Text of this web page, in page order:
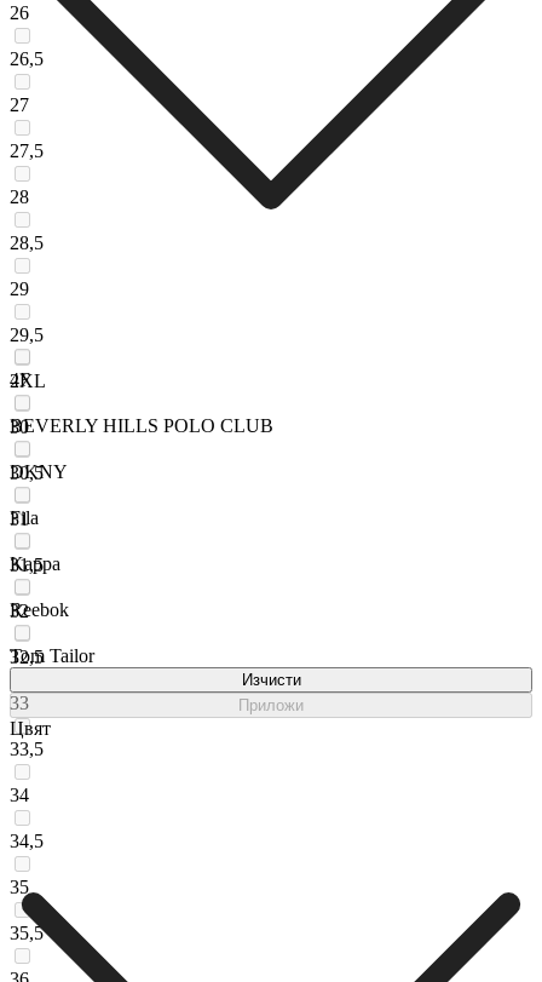
26
26,5
27
27,5
28
28,5
29
29,5
2XL
30
30,5
31
31,5
32
32,5
33
33,5
34
34,5
35
35,5
4F
BEVERLY HILLS POLO CLUB
DKNY
Fila
Kappa
Reebok
Tom Tailor
Изчисти
Приложи
Цвят